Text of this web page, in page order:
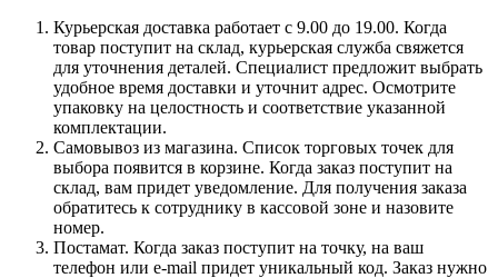
Курьерская доставка работает с 9.00 до 19.00. Когда
товар поступит на склад, курьерская служба свяжется
для уточнения деталей. Специалист предложит выбрать
удобное время доставки и уточнит адрес. Осмотрите
упаковку на целостность и соответствие указанной
комплектации.
Самовывоз из магазина. Список торговых точек для
выбора появится в корзине. Когда заказ поступит на
склад, вам придет уведомление. Для получения заказа
обратитесь к сотруднику в кассовой зоне и назовите
номер.
Постамат. Когда заказ поступит на точку, на ваш
телефон или e-mail придет уникальный код. Заказ нужно